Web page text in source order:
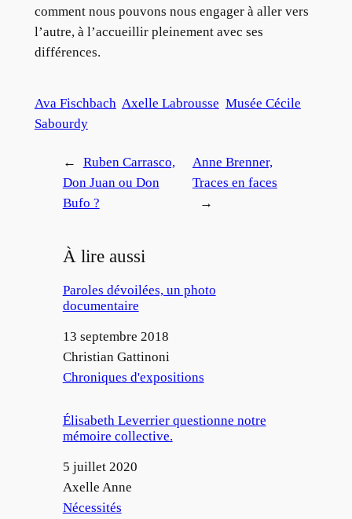
comment nous pouvons nous engager à aller vers
l’autre, à l’accueillir pleinement avec ses
différences.
Ava Fischbach Axelle Labrousse Musée Cécile
Sabourdy
←
Ruben Carrasco,
Don Juan ou Don
Bufo ?
Anne Brenner,
Traces en faces
→
À lire aussi
Paroles dévoilées, un photo
documentaire
Date
13 septembre 2018
Auteur
Christian Gattinoni
Par rapport à
Chroniques d'expositions
Élisabeth Leverrier questionne notre
mémoire collective.
Date
5 juillet 2020
Auteur
Axelle Anne
Par rapport à
Nécessités